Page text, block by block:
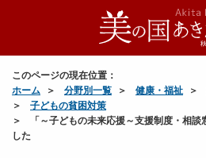
このページの現在位置：
ホーム
分野別一覧 健康・福祉
子どもの貧困対策
「～子どもの未来応援～支援制度・相
した